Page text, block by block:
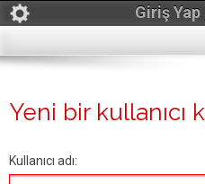
Giriş Yap
Yeni bir kullanıcı
Kullanıcı adı: